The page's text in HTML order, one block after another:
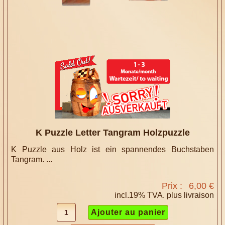
K Puzzle Letter Tangram Holzpuzzle
K Puzzle aus Holz ist ein spannendes Buchstaben
Tangram. ...
Prix : 6,00 €
incl.19% TVA. plus livraison